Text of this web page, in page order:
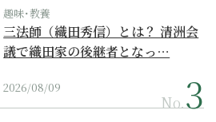
趣味･教養
三法師（織田秀信）とは？ 清洲会
議で織田家の後継者となっ…
2026/08/09
No.